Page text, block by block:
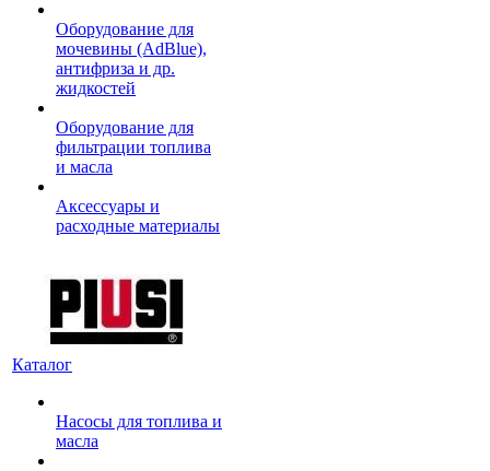
Оборудование для
мочевины (AdBlue),
антифриза и др.
жидкостей
Оборудование для
фильтрации топлива
и масла
Аксессуары и
расходные материалы
Каталог
Насосы для топлива и
масла